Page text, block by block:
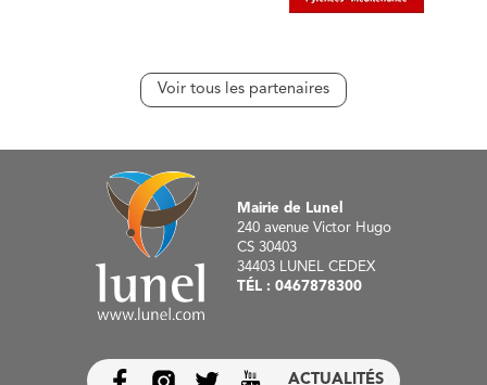
Voir tous les partenaires
Mairie de Lunel
240 avenue Victor Hugo
CS 30403
34403 LUNEL CEDEX
TÉL : 0467878300
ACTUALITÉS